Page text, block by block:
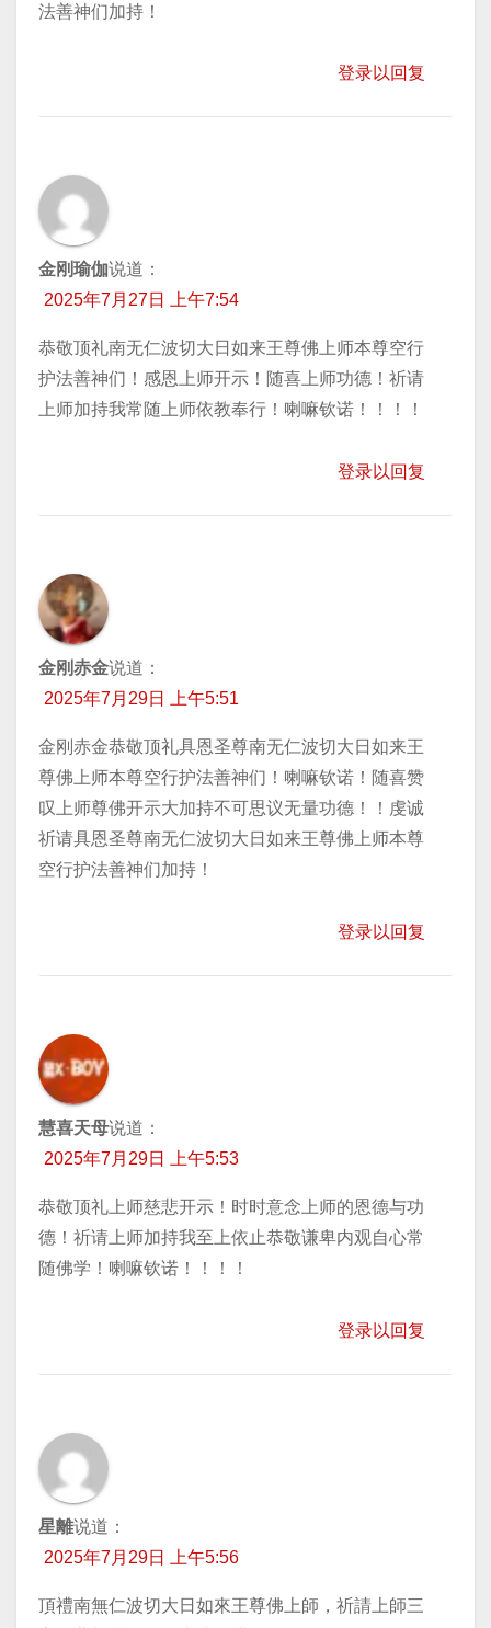
法善神们加持！
登录以回复
金刚瑜伽说道：
2025年7月27日 上午7:54
恭敬顶礼南无仁波切大日如来王尊佛上师本尊空行
护法善神们！感恩上师开示！随喜上师功德！祈请
上师加持我常随上师依教奉行！喇嘛钦诺！！！！
登录以回复
金刚赤金说道：
2025年7月29日 上午5:51
金刚赤金恭敬顶礼具恩圣尊南无仁波切大日如来王
尊佛上师本尊空行护法善神们！喇嘛钦诺！随喜赞
叹上师尊佛开示大加持不可思议无量功德！！虔诚
祈请具恩圣尊南无仁波切大日如来王尊佛上师本尊
空行护法善神们加持！
登录以回复
慧喜天母说道：
2025年7月29日 上午5:53
恭敬顶礼上师慈悲开示！时时意念上师的恩德与功
德！祈请上师加持我至上依止恭敬谦卑内观自心常
随佛学！喇嘛钦诺！！！！
登录以回复
星離说道：
2025年7月29日 上午5:56
頂禮南無仁波切大日如來王尊佛上師，祈請上師三